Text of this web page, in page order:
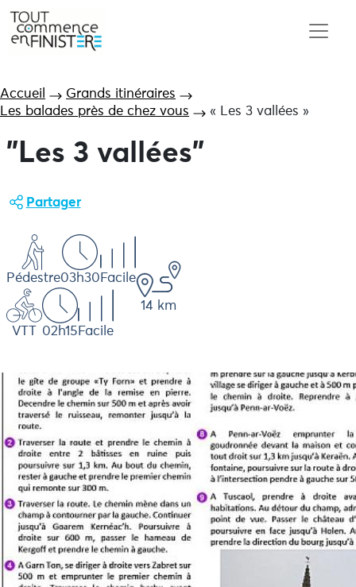
Accueil
Grands itinéraires
Les balades près de chez vous
« Les 3 vallées »
"Les 3 vallées"
Partager
Pédestre03h30 Facile
VTT 02h15 Facile
14 km